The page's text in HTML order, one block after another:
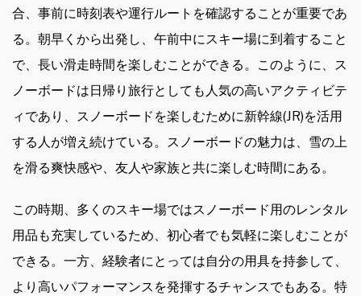
合、事前に時刻表や運行ルートを確認することが重要であ
る。朝早くから出発し、午前中にスキー場に到着すること
で、長い滑走時間を楽しむことができる。このように、ス
ノーボードは日帰り旅行としても人気の高いアクティビテ
ィであり、スノーボードを楽しむために新幹線(JR)を活用
する人が増え続けている。スノーボードの魅力は、雪の上
を滑る爽快感や、友人や家族と共に楽しむ時間にある。
この時期、多くのスキー場ではスノーボード用のレンタル
用品も充実しているため、初心者でも気軽に楽しむことが
できる。一方、経験者にとっては自分の用具を持参して、
より高いパフォーマンスを発揮するチャンスでもある。特